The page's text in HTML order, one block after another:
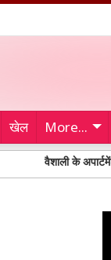
खेल More...
वैशाली के अपार्टमेंट में